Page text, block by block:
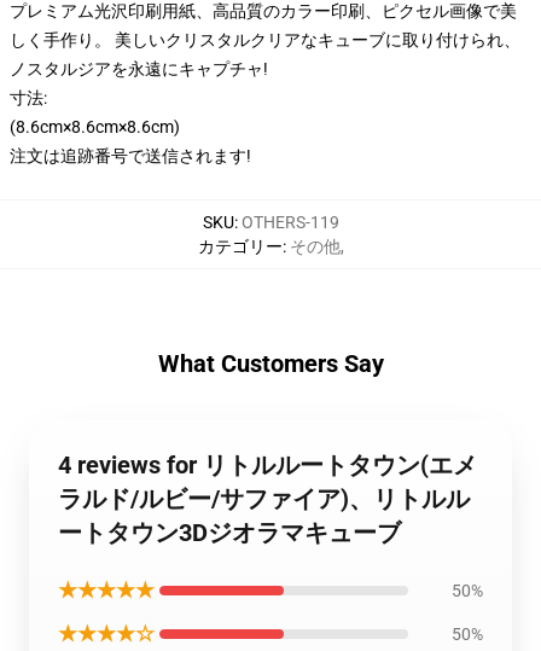
プレミアム光沢印刷用紙、高品質のカラー印刷、ピクセル画像で美
しく手作り。 美しいクリスタルクリアなキューブに取り付けられ、
ノスタルジアを永遠にキャプチャ!
寸法:
(8.6cm×8.6cm×8.6cm)
注文は追跡番号で送信されます!
SKU:OTHERS-119
カテゴリー: その他,
What Customers Say
4 reviews for リトルルートタウン(エメ
ラルド/ルビー/サファイア)、リトルル
ートタウン3Dジオラマキューブ
★★★★★ 50%
★★★★☆ 50%